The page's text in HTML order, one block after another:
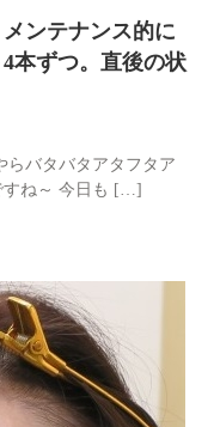
ンテナンス的に
本ずつ。直後の状
らバタバタアタフタア
すね～ 今日も […]